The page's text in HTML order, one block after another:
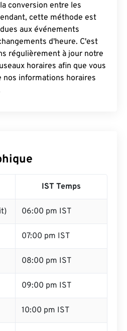
conversion entre les
cette méthode est
aux événements
d'heure. C'est
régulièrement à jour notre
horaires afin que vous
nos informations horaires
IST Temps
06:00 pm IST
07:00 pm IST
08:00 pm IST
09:00 pm IST
10:00 pm IST